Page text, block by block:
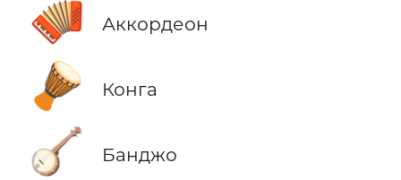
🪗 Аккордеон
🪘 Конга
🪕 Банджо